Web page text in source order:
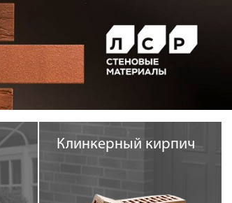
Клинкерный кирпич